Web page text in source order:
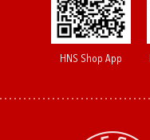
HNS Shop App